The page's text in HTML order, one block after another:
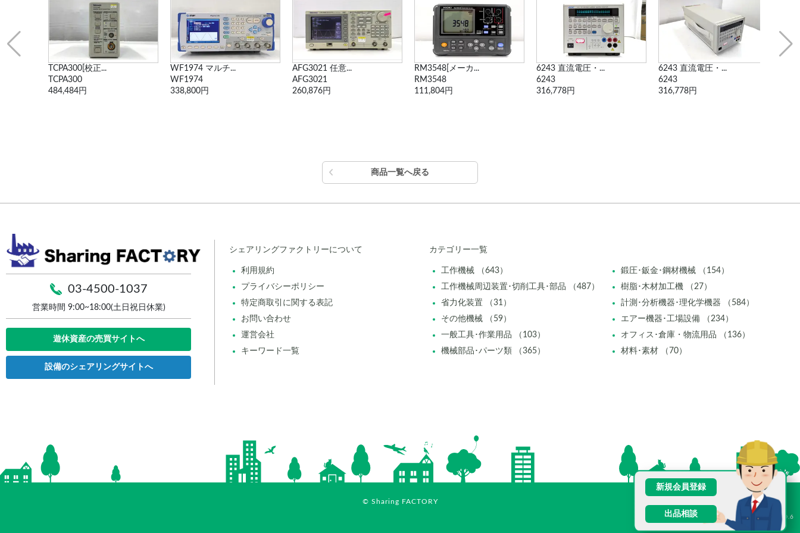
WF1974 マルチ...
WF1974
338,800円
AFG3021 任意...
AFG3021
260,876円
RM3548[メーカ...
RM3548
111,804円
6243 直流電圧・...
6243
316,778円
6243 直流電圧・...
6243
316,778円
4156B 半導体パ...
4156B
2,329,250円
商品一覧へ戻る
新規会員登録
出品相談
03-4500-1037
営業時間 9:00~18:00(土日祝日休業)
遊休資産の売買サイトへ
設備のシェアリングサイトへ
シェアリングファクトリーについて
利用規約
プライバシーポリシー
特定商取引に関する表記
お問い合わせ
運営会社
キーワード一覧
カテゴリー一覧
工作機械 （643）
鍛圧･鈑金･鋼材機械 （154）
工作機械周辺装置･切削工具･部品 （487）
樹脂･木材加工機 （27）
省力化装置 （31）
計測･分析機器･理化学機器 （584）
その他機械 （59）
エアー機器･工場設備 （234）
一般工具･作業用品 （103）
オフィス･倉庫・物流用品 （136）
機械部品･パーツ類 （365）
材料･素材 （70）
© Sharing FACTORY
V2.0.6